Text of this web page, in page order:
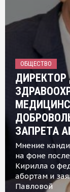
ОБЩЕСТВО
ЗАПРЕТА
Мнение
на фоне
Кирилла о
абортам и
Павловой